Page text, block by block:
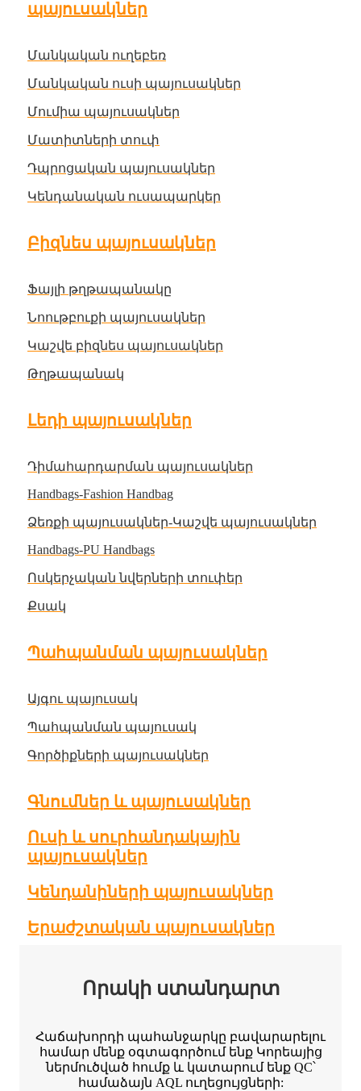
պայուսակներ
Մանկական ուղեբեռ
Մանկական ուսի պայուսակներ
Մումիա պայուսակներ
Մատիտների տուփ
Դպրոցական պայուսակներ
Կենդանական ուսապարկեր
Բիզնես պայուսակներ
Ֆայլի թղթապանակը
Նոութբուքի պայուսակներ
Կաշվե բիզնես պայուսակներ
Թղթապանակ
Լեդի պայուսակներ
Դիմահարդարման պայուսակներ
Handbags-Fashion Handbag
Ձեռքի պայուսակներ-Կաշվե պայուսակներ
Handbags-PU Handbags
Ոսկերչական նվերների տուփեր
Քսակ
Պահպանման պայուսակներ
Այգու պայուսակ
Պահպանման պայուսակ
Գործիքների պայուսակներ
Գնումներ և պայուսակներ
Ուսի և սուրհանդակային
պայուսակներ
Կենդանիների պայուսակներ
Երաժշտական ​​պայուսակներ
Որակի ստանդարտ
Հաճախորդի պահանջարկը բավարարելու
համար մենք օգտագործում ենք Կորեայից
ներմուծված հումք և կատարում ենք QC՝
համաձայն AQL ուղեցույցների: